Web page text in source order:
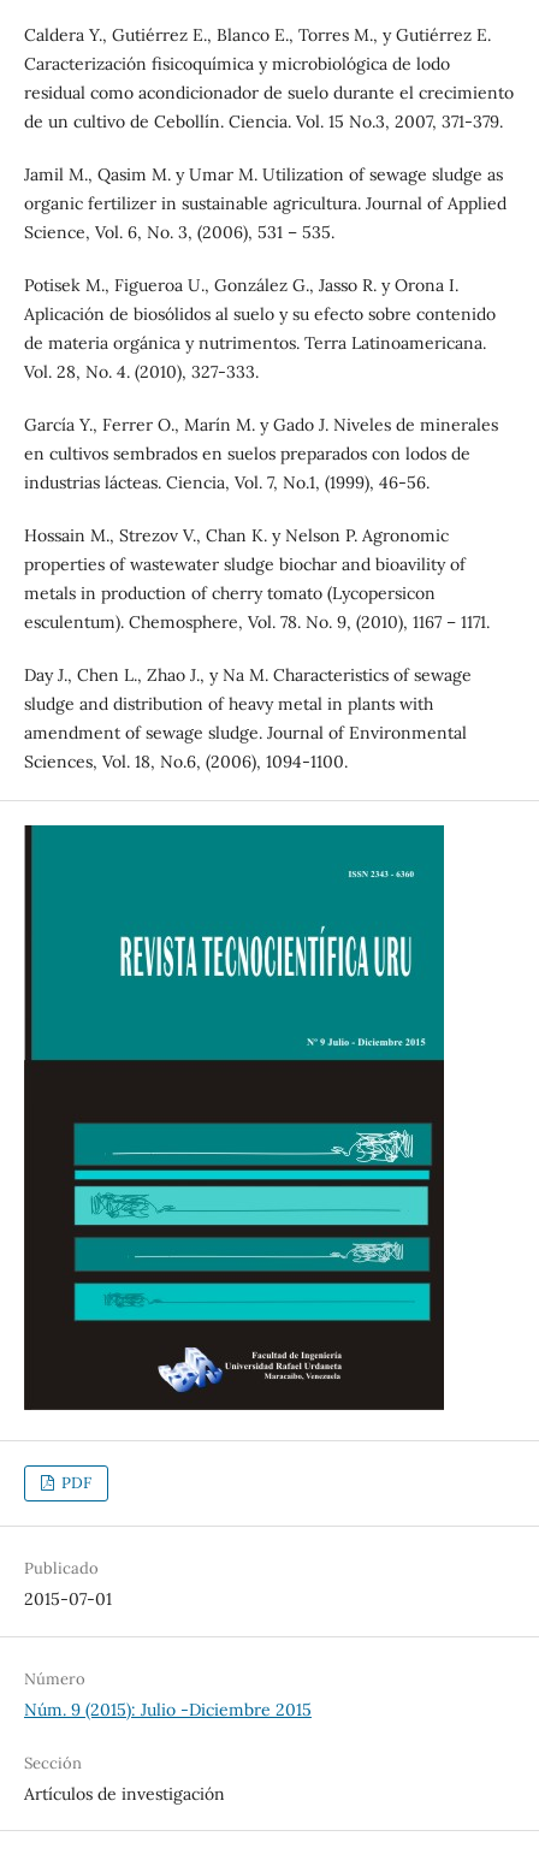
Caldera Y., Gutiérrez E., Blanco E., Torres M., y Gutiérrez E.
Caracterización fisicoquímica y microbiológica de lodo
residual como acondicionador de suelo durante el crecimiento
de un cultivo de Cebollín. Ciencia. Vol. 15 No.3, 2007, 371-379.
Jamil M., Qasim M. y Umar M. Utilization of sewage sludge as
organic fertilizer in sustainable agricultura. Journal of Applied
Science, Vol. 6, No. 3, (2006), 531 – 535.
Potisek M., Figueroa U., González G., Jasso R. y Orona I.
Aplicación de biosólidos al suelo y su efecto sobre contenido
de materia orgánica y nutrimentos. Terra Latinoamericana.
Vol. 28, No. 4. (2010), 327-333.
García Y., Ferrer O., Marín M. y Gado J. Niveles de minerales
en cultivos sembrados en suelos preparados con lodos de
industrias lácteas. Ciencia, Vol. 7, No.1, (1999), 46-56.
Hossain M., Strezov V., Chan K. y Nelson P. Agronomic
properties of wastewater sludge biochar and bioavility of
metals in production of cherry tomato (Lycopersicon
esculentum). Chemosphere, Vol. 78. No. 9, (2010), 1167 – 1171.
Day J., Chen L., Zhao J., y Na M. Characteristics of sewage
sludge and distribution of heavy metal in plants with
amendment of sewage sludge. Journal of Environmental
Sciences, Vol. 18, No.6, (2006), 1094-1100.
PDF
Publicado
2015-07-01
Número
Núm. 9 (2015): Julio -Diciembre 2015
Sección
Artículos de investigación